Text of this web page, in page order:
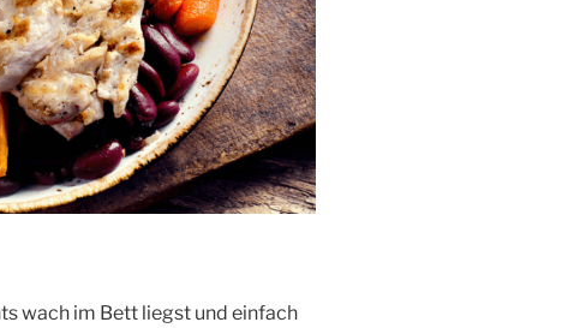
wach im Bett liegst und einfach